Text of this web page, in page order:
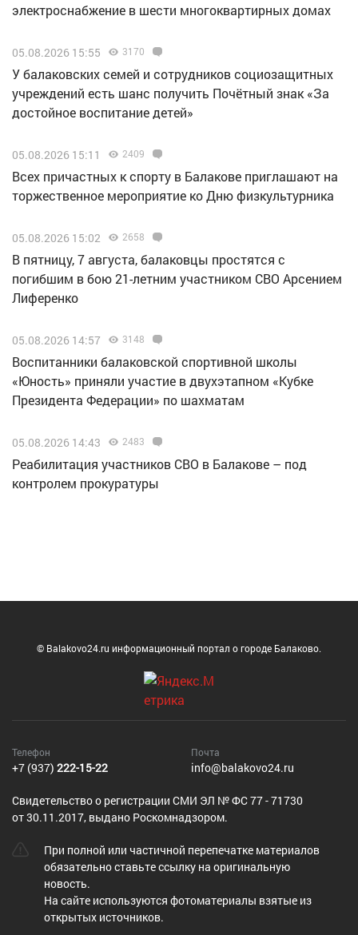
электроснабжение в шести многоквартирных домах
05.08.2026 15:55 3170
У балаковских семей и сотрудников социозащитных
учреждений есть шанс получить Почётный знак «За
достойное воспитание детей»
05.08.2026 15:11 2409
Всех причастных к спорту в Балакове приглашают на
торжественное мероприятие ко Дню физкультурника
05.08.2026 15:02 2658
В пятницу, 7 августа, балаковцы простятся с
погибшим в бою 21-летним участником СВО Арсением
Лиференко
05.08.2026 14:57 3148
Воспитанники балаковской спортивной школы
«Юность» приняли участие в двухэтапном «Кубке
Президента Федерации» по шахматам
05.08.2026 14:43 2483
Реабилитация участников СВО в Балакове – под
контролем прокуратуры
© Balakovo24.ru информационный портал о городе Балаково.
Телефон
+7 (937) 222-15-22
Почта
info@balakovo24.ru
Cвидетельство о регистрации СМИ ЭЛ № ФС 77 - 71730
от 30.11.2017, выдано Роскомнадзором.
При полной или частичной перепечатке материалов
обязательно ставьте ссылку на оригинальную
новость.
На сайте используются фотоматериалы взятые из
открытых источников.